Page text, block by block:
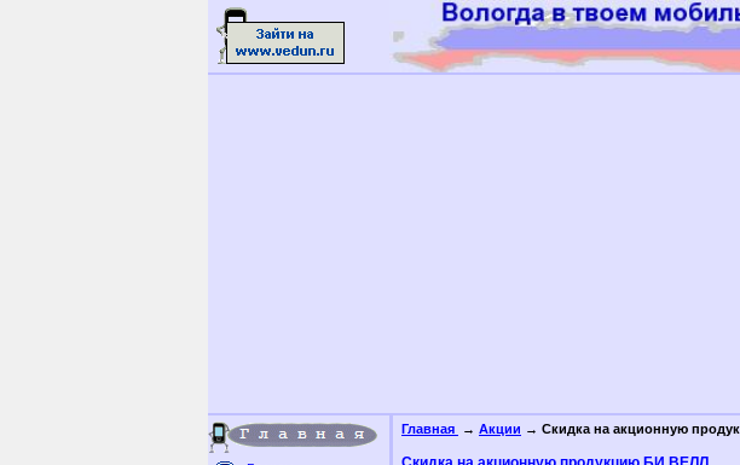
Главная → Акции → Скидка на акционную